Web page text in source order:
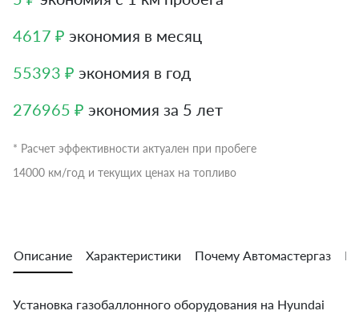
4617 ₽ экономия в месяц
55393 ₽ экономия в год
276965 ₽ экономия за 5 лет
* Расчет эффективности актуален при пробеге
14000 км/год и текущих ценах на топливо
Описание Характеристики Почему Автомастергаз
Установка газобаллонного оборудования на Hyundai